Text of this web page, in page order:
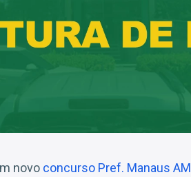
novo concurso Pref. Manaus AM